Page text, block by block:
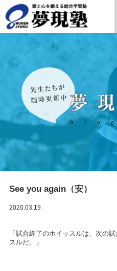
See you again（安）
2020.03.19
「試合終了のホイッスルは、次の
スルだ。」